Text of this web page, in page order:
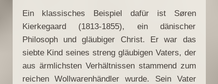
Ein klassisches Beispiel dafür ist Søren
Kierkegaard (1813-1855), ein dänischer
Philosoph und gläubiger Christ. Er war das
siebte Kind seines streng gläubigen Vaters, der
aus ärmlichsten Verhältnissen stammend zum
reichen Wollwarenhändler wurde. Sein Vater